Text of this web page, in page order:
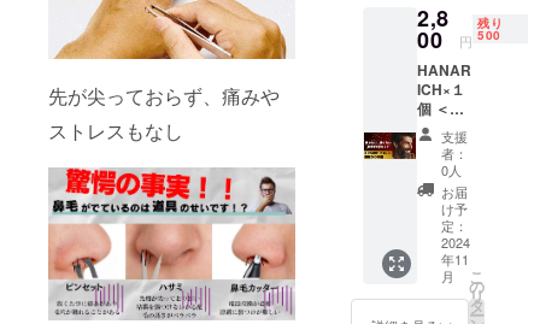
先が尖っておらず、痛みや
ストレスもなし
※初期不
良のみ
対応 ※
持ち運
びに便
利な
HANAR
ICH専用
ケース
を、ご
支援い
ただき
ました
方全員
に提供
いたし
2,8
00 円
残り
500
HANAR
ICH×１
個 ＜保
証につ
いて＞
万が一
商品が
破損・
汚損し
ていた
場合
は、返
品・交
支援
者：
0人
お届
け予
定：
2024
年11
月
こ
の
リ
タ
ー